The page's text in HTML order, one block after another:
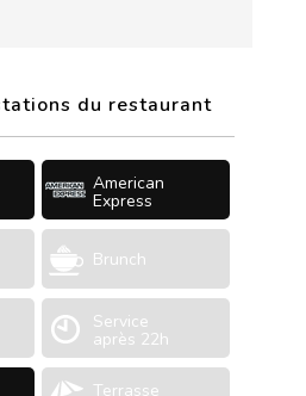
du restaurant
American
Express
Brunch
Service
après 22h
Terrasse